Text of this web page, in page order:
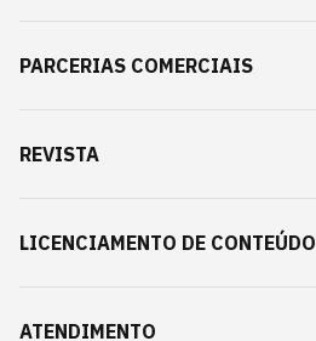
PARCERIAS COMERCIAIS
REVISTA
LICENCIAMENTO DE CONTEÚDO
ATENDIMENTO